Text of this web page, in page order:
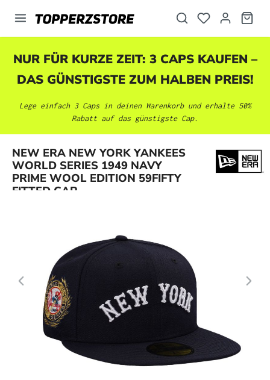
springen
NUR FÜR KURZE ZEIT: 3 CAPS KAUFEN –
DAS GÜNSTIGSTE ZUM HALBEN PREIS!
Lege einfach 3 Caps in deinen Warenkorb und erhalte 50%
Rabatt auf das günstigste Cap.
NEW ERA NEW YORK YANKEES
WORLD SERIES 1949 NAVY
PRIME WOOL EDITION 59FIFTY
FITTED CAP
Bildergalerie überspringen